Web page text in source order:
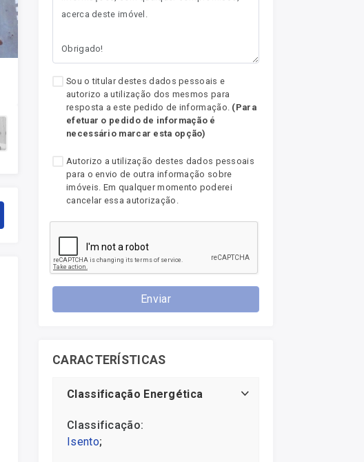
Sou o titular destes dados pessoais e
autorizo a utilização dos mesmos para
resposta a este pedido de informação. (Para
efetuar o pedido de informação é
necessário marcar esta opção)
Autorizo a utilização destes dados pessoais
para o envio de outra informação sobre
imóveis. Em qualquer momento poderei
cancelar essa autorização.
Enviar
CARACTERÍSTICAS
Classificação Energética
Classificação:
Isento;